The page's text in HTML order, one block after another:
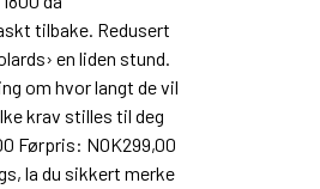
tilbake. Redusert
en liden stund.
om hvor langt de vil
krav stilles til deg
Førpris: NOK299,00
la du sikkert merke